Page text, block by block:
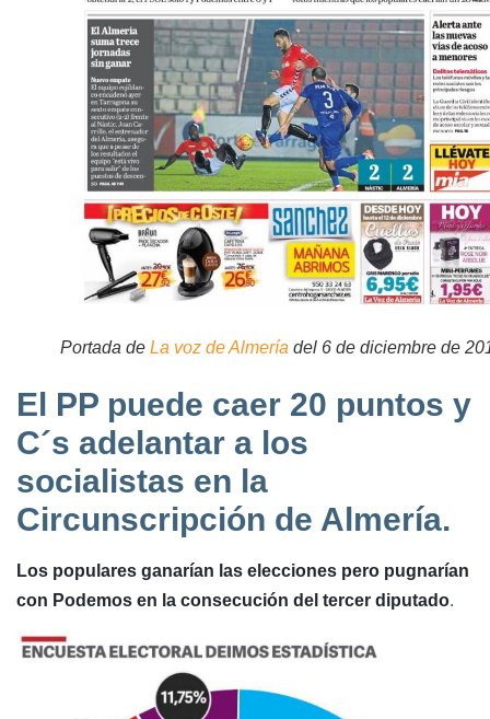
Portada de La voz de Almería del 6 de diciembre de
El PP puede caer 20 puntos y
C´s adelantar a los
socialistas en la
Circunscripción de Almería.
Los populares ganarían las elecciones pero pugnarían
con Podemos en la consecución del tercer diputado.